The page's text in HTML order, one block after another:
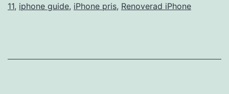
11, iphone guide, iPhone pris, Renoverad iPhone